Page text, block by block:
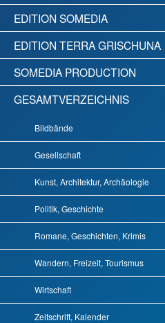
EDITION SOMEDIA
EDITION TERRA GRISCHUNA
SOMEDIA PRODUCTION
GESAMTVERZEICHNIS
Bildbände
Gesellschaft
Kunst, Architektur, Archäologie
Politik, Geschichte
Romane, Geschichten, Krimis
Wandern, Freizeit, Tourismus
Wirtschaft
Zeitschrift, Kalender